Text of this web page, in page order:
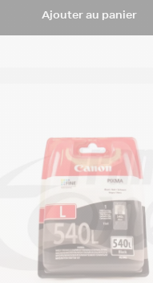
Ajouter au panier